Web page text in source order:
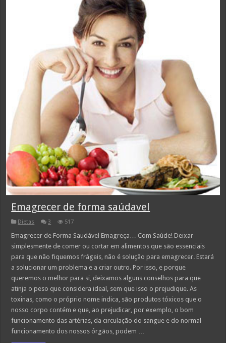
Emagrecer de forma saúdavel
Dietas 3 517
Emagrecer de Forma Saudável Emagreça… Com Saúde! Deixar
simplesmente de comer ou cortar em alimentos que são essenciais
para que não fiquemos frágeis, não é solução para emagrecer. Estará
a solucionar um problema e a criar outro. Por isso, e porque
queremos o melhor para si, deixamos alguns conselhos para que
atinja o peso que considera ideal, sem que isso o prejudique. As
toxinas, como o próprio nome indica, são produtos tóxicos que o
nosso corpo contém e que, ao prejudicar, por exemplo, o bom
funcionamento das artérias, da circulação do sangue e do normal
funcionamento dos nossos órgãos, podem …